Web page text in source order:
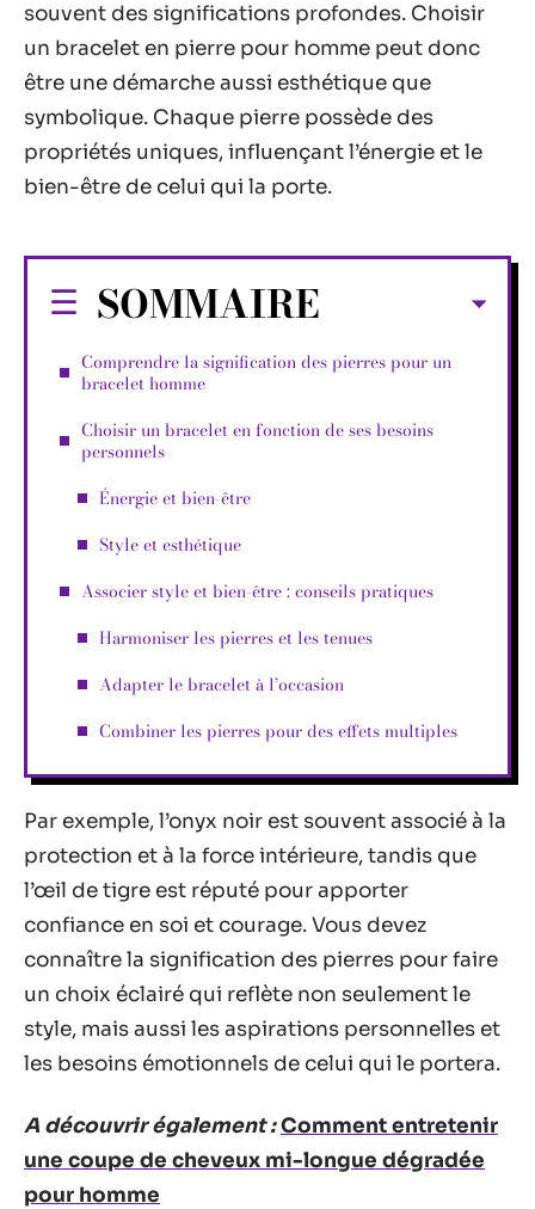
souvent des significations profondes. Choisir
un bracelet en pierre pour homme peut donc
être une démarche aussi esthétique que
symbolique. Chaque pierre possède des
propriétés uniques, influençant l’énergie et le
bien-être de celui qui la porte.
SOMMAIRE
Comprendre la signification des pierres pour un
bracelet homme
Choisir un bracelet en fonction de ses besoins
personnels
Énergie et bien-être
Style et esthétique
Associer style et bien-être : conseils pratiques
Harmoniser les pierres et les tenues
Adapter le bracelet à l’occasion
Combiner les pierres pour des effets multiples
Par exemple, l’onyx noir est souvent associé à la
protection et à la force intérieure, tandis que
l’œil de tigre est réputé pour apporter
confiance en soi et courage. Vous devez
connaître la signification des pierres pour faire
un choix éclairé qui reflète non seulement le
style, mais aussi les aspirations personnelles et
les besoins émotionnels de celui qui le portera.
A découvrir également :Comment entretenir
une coupe de cheveux mi-longue dégradée
pour homme